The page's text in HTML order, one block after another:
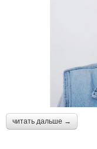
читать дальше →